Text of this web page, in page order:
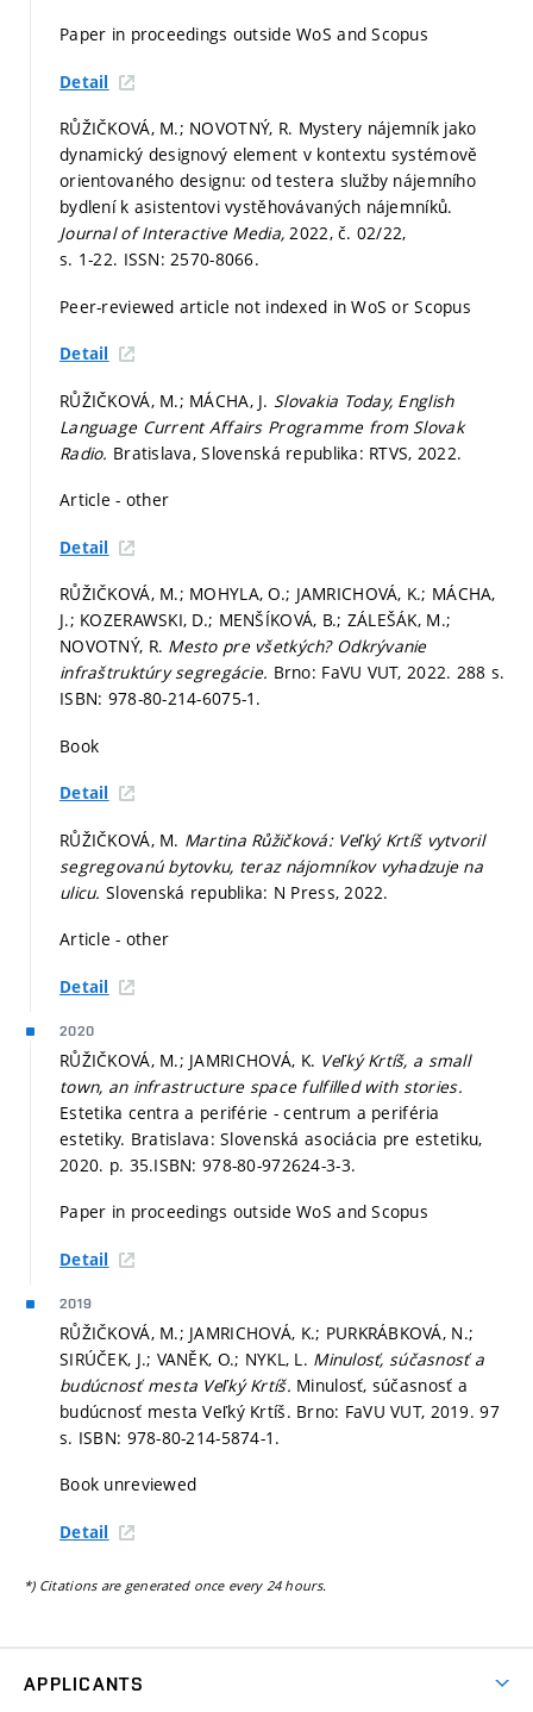
Paper in proceedings outside WoS and Scopus
Detail
RŮŽIČKOVÁ, M.; NOVOTNÝ, R. Mystery nájemník jako
dynamický designový element v kontextu systémově
orientovaného designu: od testera služby nájemního
bydlení k asistentovi vystěhovávaných nájemníků.
Journal of Interactive Media,2022, č. 02/22,
s. 1-22. ISSN: 2570-8066.
Peer-reviewed article not indexed in WoS or Scopus
Detail
RŮŽIČKOVÁ, M.; MÁCHA, J. Slovakia Today, English
Language Current Affairs Programme from Slovak
Radio. Bratislava, Slovenská republika: RTVS, 2022.
Article - other
Detail
RŮŽIČKOVÁ, M.; MOHYLA, O.; JAMRICHOVÁ, K.; MÁCHA,
J.; KOZERAWSKI, D.; MENŠÍKOVÁ, B.; ZÁLEŠÁK, M.;
NOVOTNÝ, R. Mesto pre všetkých? Odkrývanie
infraštruktúry segregácie. Brno: FaVU VUT, 2022. 288 s.
ISBN: 978-80-214-6075-1.
Book
Detail
RŮŽIČKOVÁ, M. Martina Růžičková: Veľký Krtíš vytvoril
segregovanú bytovku, teraz nájomníkov vyhadzuje na
ulicu. Slovenská republika: N Press, 2022.
Article - other
Detail
2020
RŮŽIČKOVÁ, M.; JAMRICHOVÁ, K. Veľký Krtíš, a small
town, an infrastructure space fulfilled with stories.
Estetika centra a periférie - centrum a periféria
estetiky. Bratislava: Slovenská asociácia pre estetiku,
2020. p. 35.ISBN: 978-80-972624-3-3.
Paper in proceedings outside WoS and Scopus
Detail
2019
RŮŽIČKOVÁ, M.; JAMRICHOVÁ, K.; PURKRÁBKOVÁ, N.;
SIRÚČEK, J.; VANĚK, O.; NYKL, L. Minulosť, súčasnosť a
budúcnosť mesta Veľký Krtíš. Minulosť, súčasnosť a
budúcnosť mesta Veľký Krtíš. Brno: FaVU VUT, 2019. 97
s. ISBN: 978-80-214-5874-1.
Book unreviewed
Detail
*) Citations are generated once every 24 hours.
APPLICANTS